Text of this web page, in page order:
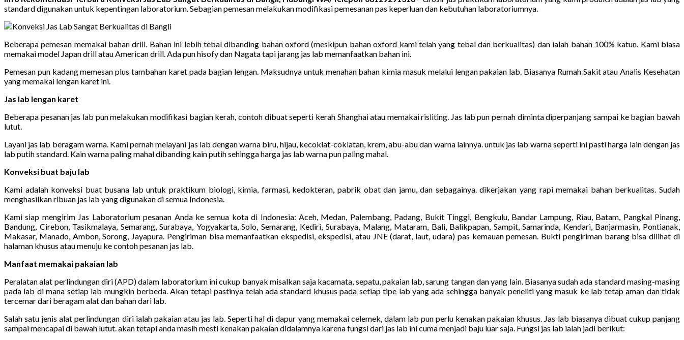
standard digunakan untuk kepentingan laboratorium. Sebagian pemesan melakukan modifikasi pemesanan pas keperluan dan kebutuhan laboratoriumnya.
Beberapa pemesan memakai bahan drill. Bahan ini lebih tebal dibanding bahan oxford (meskipun bahan oxford kami telah yang tebal dan berkualitas) dan ialah bahan 100% katun. Kami biasa
memakai model Japan drill atau American drill. Ada pun hisofy dan Nagata tapi jarang jas lab memanfaatkan bahan ini.
Pemesan pun kadang memesan plus tambahan karet pada bagian lengan. Maksudnya untuk menahan bahan kimia masuk melalui lengan pakaian lab. Biasanya Rumah Sakit atau Analis Kesehatan
yang memakai lengan karet ini.
Jas lab lengan karet
Beberapa pesanan jas lab pun melakukan modifikasi bagian kerah, contoh dibuat seperti kerah Shanghai atau memakai risliting. Jas lab pun pernah diminta diperpanjang sampai ke bagian bawah
lutut.
Layani jas lab beragam warna. Kami pernah melayani jas lab dengan warna biru, hijau, kecoklat-coklatan, krem, abu-abu dan warna lainnya. untuk jas lab warna seperti ini pasti harga lain dengan jas
lab putih standard. Kain warna paling mahal dibanding kain putih sehingga harga jas lab warna pun paling mahal.
Konveksi buat baju lab
Kami adalah konveksi buat busana lab untuk praktikum biologi, kimia, farmasi, kedokteran, pabrik obat dan jamu, dan sebagainya. dikerjakan yang rapi memakai bahan berkualitas. Sudah
menghasilkan ribuan jas lab yang digunakan di semua Indonesia.
Kami siap mengirim Jas Laboratorium pesanan Anda ke semua kota di Indonesia: Aceh, Medan, Palembang, Padang, Bukit Tinggi, Bengkulu, Bandar Lampung, Riau, Batam, Pangkal Pinang,
Bandung, Cirebon, Tasikmalaya, Semarang, Surabaya, Yogyakarta, Solo, Semarang, Kediri, Surabaya, Malang, Mataram, Bali, Balikpapan, Sampit, Samarinda, Kendari, Banjarmasin, Pontianak,
Makasar, Manado, Ambon, Sorong, Jayapura. Pengiriman bisa memanfaatkan ekspedisi, ekspedisi, atau JNE (darat, laut, udara) pas kemauan pemesan. Bukti pengiriman barang bisa dilihat di
halaman khusus atau menuju ke contoh pesanan jas lab.
Manfaat memakai pakaian lab
Peralatan alat perlindungan diri (APD) dalam laboratorium ini cukup banyak misalkan saja kacamata, sepatu, pakaian lab, sarung tangan dan yang lain. Biasanya sudah ada standard masing-masing
pada lab di mana setiap lab mungkin berbeda. Akan tetapi pastinya telah ada standard khusus pada setiap tipe lab yang ada sehingga banyak peneliti yang masuk ke lab tetap aman dan tidak
tercemar dari beragam alat dan bahan dari lab.
Salah satu jenis alat perlindungan diri ialah pakaian atau jas lab. Seperti hal di dapur yang memakai celemek, dalam lab pun perlu kenakan pakaian khusus. Jas lab biasanya dibuat cukup panjang
sampai mencapai di bawah lutut. akan tetapi anda masih mesti kenakan pakaian didalamnya karena fungsi dari jas lab ini cuma menjadi baju luar saja. Fungsi jas lab ialah jadi berikut: